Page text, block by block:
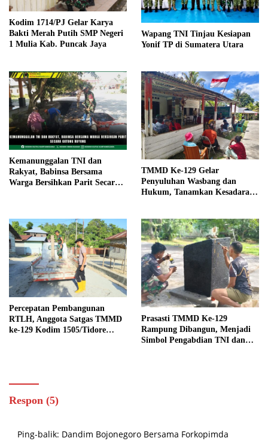
Kodim 1714/PJ Gelar Karya
Bakti Merah Putih SMP Negeri
1 Mulia Kab. Puncak Jaya
Wapang TNI Tinjau Kesiapan
Yonif TP di Sumatera Utara
Kemanunggalan TNI dan
Rakyat, Babinsa Bersama
Warga Bersihkan Parit Secara
TMMD Ke-129 Gelar
Penyuluhan Wasbang dan
Hukum, Tanamkan Kesadaran
Percepatan Pembangunan
RTLH, Anggota Satgas TMMD
ke-129 Kodim 1505/Tidore
Prasasti TMMD Ke-129
Rampung Dibangun, Menjadi
Simbol Pengabdian TNI dan
Respon (5)
Ping-balik: Dandim Bojonegoro Bersama Forkopimda